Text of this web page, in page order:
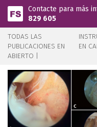
Pasar al contenido
Contacte para más
829 605
TODAS LAS
PUBLICACIONES EN
ABIERTO |
EN